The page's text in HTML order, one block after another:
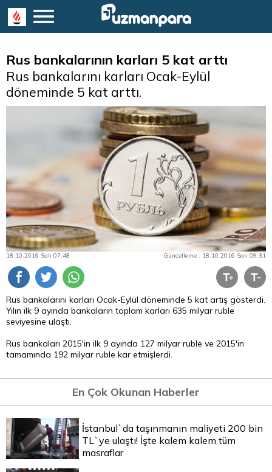
Rus bankalarının karları 5 kat arttı
Rus bankalarını karları Ocak-Eylül
döneminde 5 kat arttı.
18.10.2016 Salı 07:48 Güncelleme : 18.10.2016 Salı 09:31
Rus bankalarını karları Ocak-Eylül döneminde 5 kat artış gösterdi.
Yılın ilk 9 ayında bankaların toplam karları 635 milyar ruble
seviyesine ulaştı.
Rus bankaları 2015'in ilk 9 ayında 127 milyar ruble ve 2015'in
tamamında 192 milyar ruble kar etmişlerdi.
En Çok Okunan Haberler
İstanbul`da taşınmanın maliyeti 200 bin
TL`ye ulaştı! İşte kalem kalem tüm
masraflar